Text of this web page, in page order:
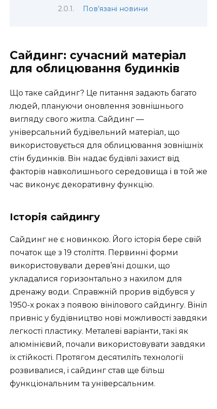
Пов’язані новини
Сайдинг: сучасний матеріал
для облицювання будинків
Що таке сайдинг? Це питання задають багато
людей, плануючи оновлення зовнішнього
вигляду свого житла. Сайдинг —
універсальний будівельний матеріал, що
використовується для облицювання зовнішніх
стін будинків. Він надає будівлі захист від
факторів навколишнього середовища і в той же
час виконує декоративну функцію.
Історія сайдингу
Сайдинг не є новинкою. Його історія бере свій
початок ще з 19 століття. Первинні форми
використовували дерев’яні дошки, що
укладалися горизонтально з нахилом для
дренажу води. Справжній прорив відбувся у
1950-х роках з появою вінілового сайдингу. Вініл
привніс у будівництво нові можливості завдяки
легкості пластику. Металеві варіанти, такі як
алюмінієвий, почали використовувати завдяки
їх стійкості. Протягом десятиліть технології
розвивалися, і сайдинг став ще більш
функціональним та універсальним.